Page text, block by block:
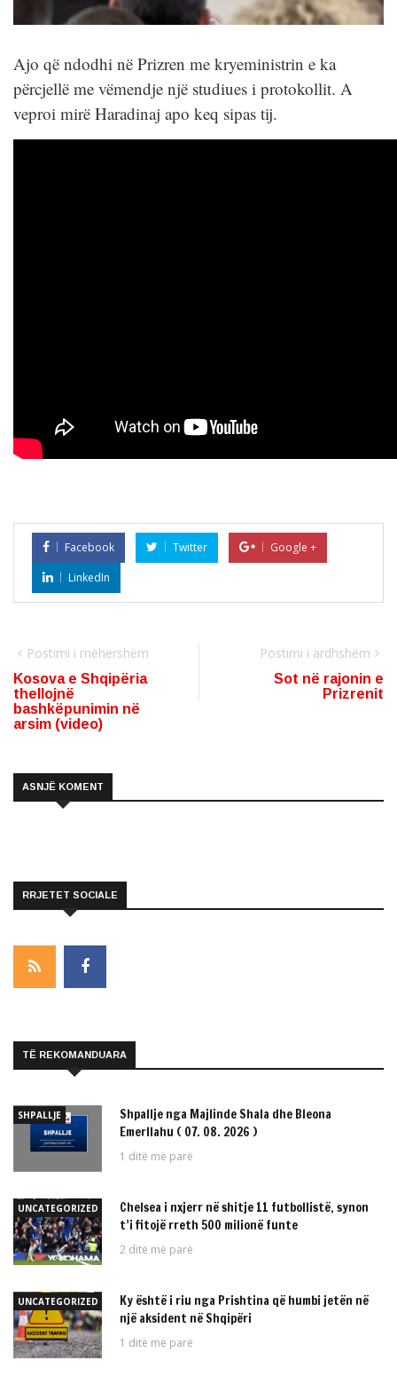
Ajo që ndodhi në Prizren me kryeministrin e ka
përcjellë me vëmendje një studiues i protokollit. A
veproi mirë Haradinaj apo keq sipas tij.
Facebook Twitter
Google +
LinkedIn
Postimi i mëhershëm
Kosova e Shqipëria
thellojnë
bashkëpunimin në
arsim (video)
Postimi i ardhshëm
Sot në rajonin e
Prizrenit
ASNJË KOMENT
RRJETET SOCIALE
TË REKOMANDUARA
SHPALLJE
Shpallje nga Majlinde Shala dhe Bleona
Emerllahu ( 07. 08. 2026 )
1 ditë më parë
UNCATEGORIZED
Chelsea i nxjerr në shitje 11 futbollistë, synon
t’i fitojë rreth 500 milionë funte
2 ditë më parë
UNCATEGORIZED
Ky është i riu nga Prishtina që humbi jetën në
një aksident në Shqipëri
1 ditë më parë